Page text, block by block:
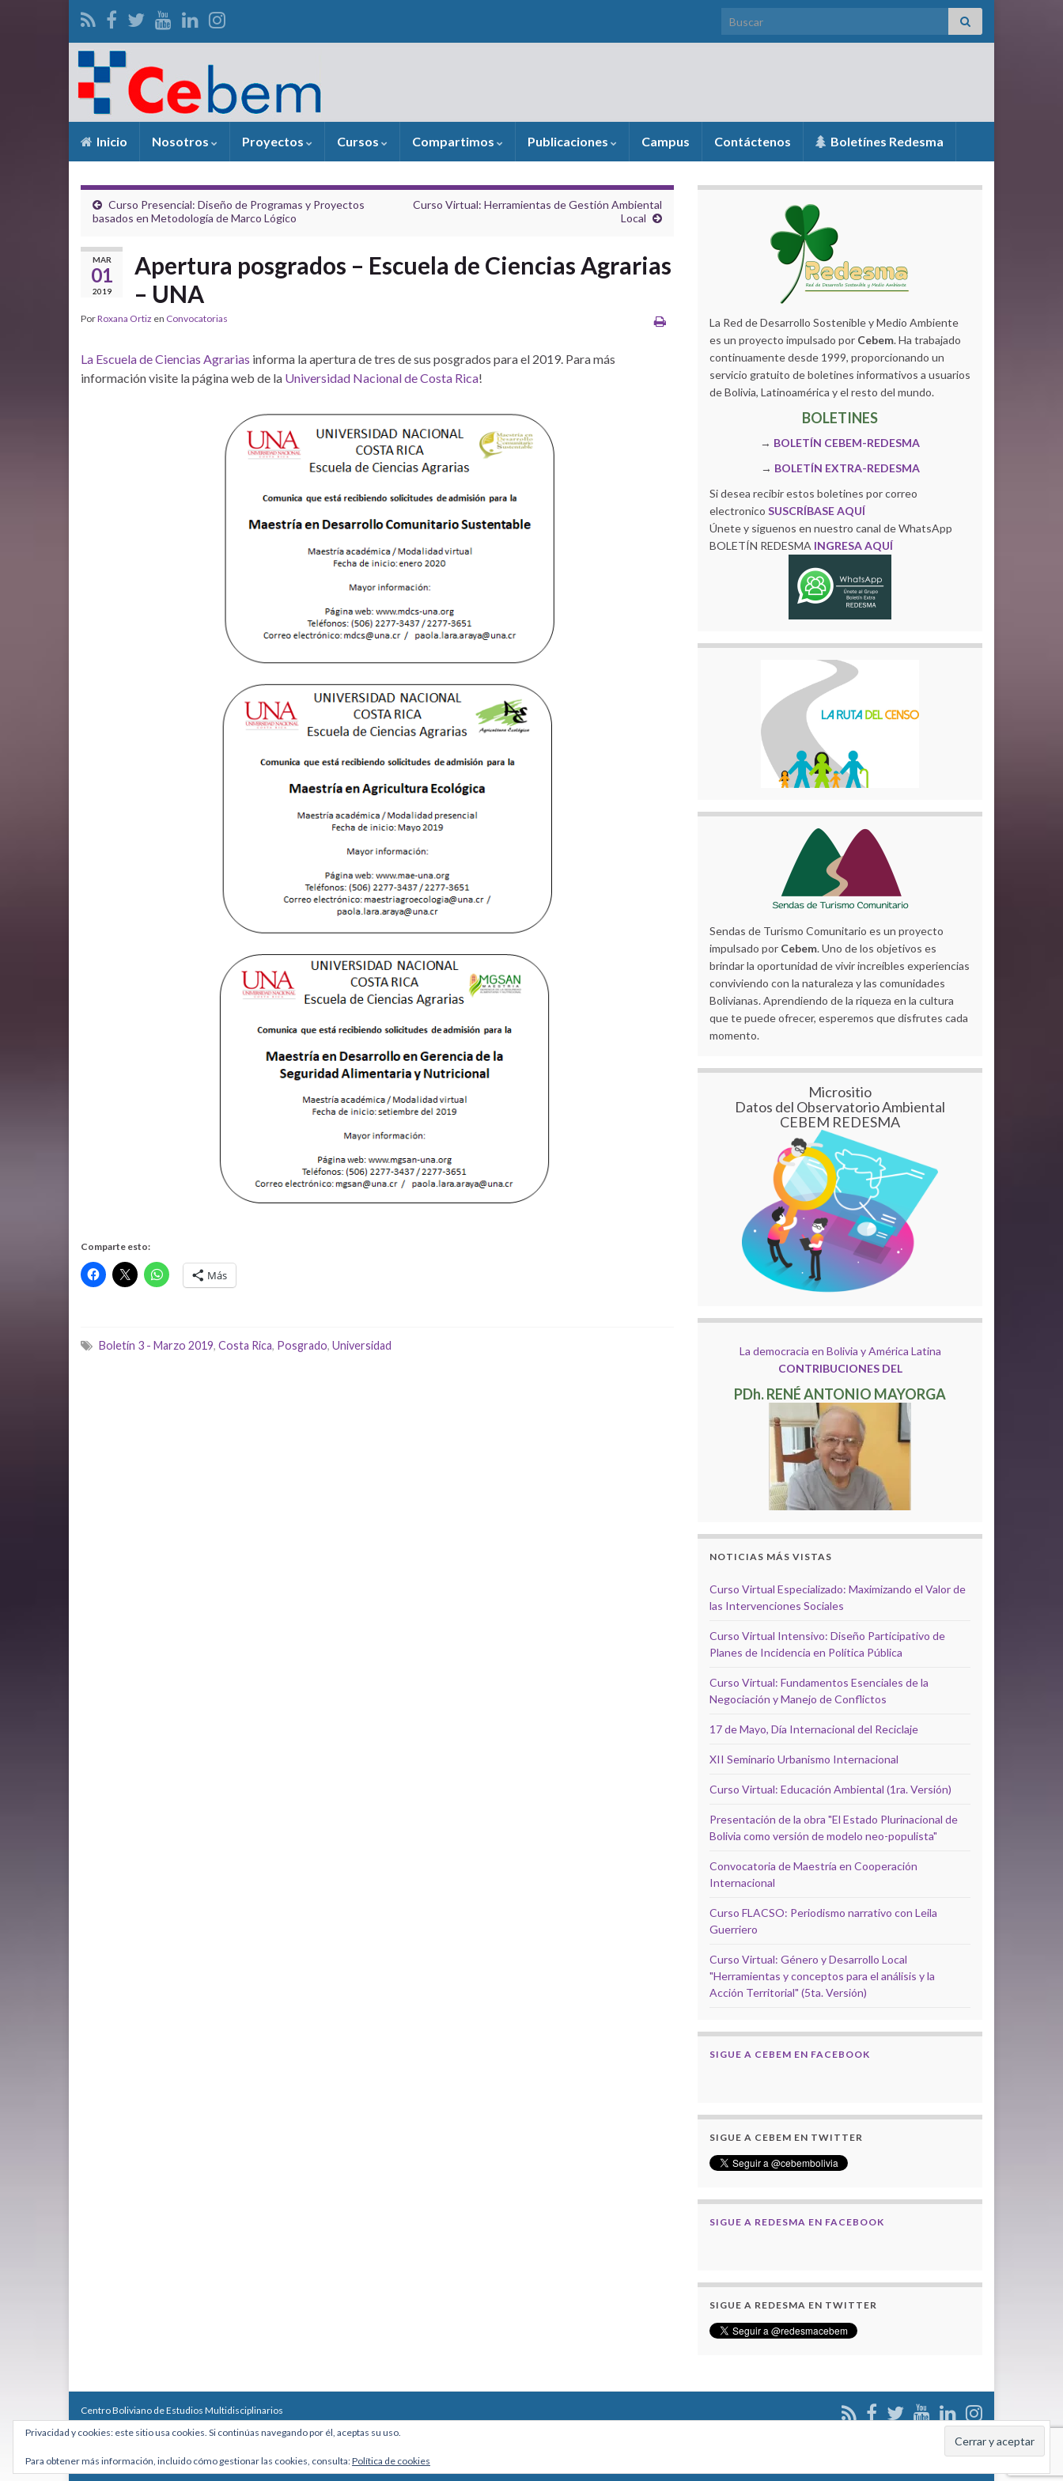
Search for:
Inicio Nosotros Proyectos Cursos Compartimos Publicaciones Campus Contáctenos Boletínes Redesma
Curso Presencial: Diseño de Programas y Proyectos
basados en Metodología de Marco Lógico
Curso Virtual: Herramientas de Gestión Ambiental
Local
MAR
01
2019
Apertura posgrados – Escuela de Ciencias Agrarias
– UNA
PorRoxana Ortiz en Convocatorias
La Escuela de Ciencias Agrarias informa la apertura de tres de sus posgrados para el 2019. Para más
información visite la página web de la Universidad Nacional de Costa Rica!
Comparte esto:
Más
Boletín 3 - Marzo 2019, Costa Rica, Posgrado, Universidad
La Red de Desarrollo Sostenible y Medio Ambiente
es un proyecto impulsado por Cebem. Ha trabajado
continuamente desde 1999, proporcionando un
servicio gratuito de boletines informativos a usuarios
de Bolivia, Latinoamérica y el resto del mundo.
BOLETINES
→ BOLETÍN CEBEM-REDESMA
→ BOLETÍN EXTRA-REDESMA
Si desea recibir estos boletines por correo
electronico SUSCRÍBASE AQUÍ
Únete y siguenos en nuestro canal de WhatsApp
BOLETÍN REDESMA INGRESA AQUÍ
Sendas de Turismo Comunitario es un proyecto
impulsado por Cebem. Uno de los objetivos es
brindar la oportunidad de vivir increíbles experiencias
conviviendo con la naturaleza y las comunidades
Bolivianas. Aprendiendo de la riqueza en la cultura
que te puede ofrecer, esperemos que disfrutes cada
momento.
Micrositio
Datos del Observatorio Ambiental
CEBEM REDESMA
La democracia en Bolivia y América Latina
CONTRIBUCIONES DEL
PDh. RENÉ ANTONIO MAYORGA
NOTICIAS MÁS VISTAS
Curso Virtual Especializado: Maximizando el Valor de
las Intervenciones Sociales
Curso Virtual Intensivo: Diseño Participativo de
Planes de Incidencia en Política Pública
Curso Virtual: Fundamentos Esenciales de la
Negociación y Manejo de Conflictos
17 de Mayo, Día Internacional del Reciclaje
XII Seminario Urbanismo Internacional
Curso Virtual: Educación Ambiental (1ra. Versión)
Presentación de la obra "El Estado Plurinacional de
Bolivia como versión de modelo neo-populista"
Convocatoria de Maestría en Cooperación
Internacional
Curso FLACSO: Periodismo narrativo con Leila
Guerriero
Curso Virtual: Género y Desarrollo Local
"Herramientas y conceptos para el análisis y la
Acción Territorial" (5ta. Versión)
SIGUE A CEBEM EN FACEBOOK
SIGUE A CEBEM EN TWITTER
SIGUE A REDESMA EN FACEBOOK
SIGUE A REDESMA EN TWITTER
Centro Boliviano de Estudios Multidisciplinarios
Calle Macario Pinilla # 2588 esq. Av. Arce, Edificio Arcadia, Mezzanine, Of. 101 - La Paz, Bolivia
Teléfono: +591 2431818 - Celular: +591 73027636
Hecho con
por Graphene Themes.
Privacidad y cookies: este sitio usa cookies. Si continúas navegando por él, aceptas su uso.
Para obtener más información, incluido cómo gestionar las cookies, consulta:Política de cookies